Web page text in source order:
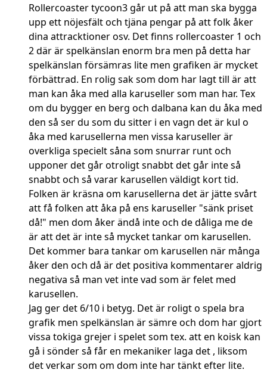
Rollercoaster tycoon3 går ut på att man ska bygga
upp ett nöjesfält och tjäna pengar på att folk åker
dina attracktioner osv. Det finns rollercoaster 1 och
2 där är spelkänslan enorm bra men på detta har
spelkänslan försämras lite men grafiken är mycket
förbättrad. En rolig sak som dom har lagt till är att
man kan åka med alla karuseller som man har. Tex
om du bygger en berg och dalbana kan du åka med
den så ser du som du sitter i en vagn det är kul o
åka med karusellerna men vissa karuseller är
overkliga specielt såna som snurrar runt och
upponer det går otroligt snabbt det går inte så
snabbt och så varar karusellen väldigt kort tid.
Folken är kräsna om karusellerna det är jätte svårt
att få folken att åka på ens karuseller "sänk priset
då!" men dom åker ändå inte och de dåliga me de
är att det är inte så mycket tankar om karusellen.
Det kommer bara tankar om karusellen när många
åker den och då är det positiva kommentarer aldrig
negativa så man vet inte vad som är felet med
karusellen.
Jag ger det 6/10 i betyg. Det är roligt o spela bra
grafik men spelkänslan är sämre och dom har gjort
vissa tokiga grejer i spelet som tex. att en koisk kan
gå i sönder så får en mekaniker laga det , liksom
det verkar som om dom inte har tänkt efter lite.